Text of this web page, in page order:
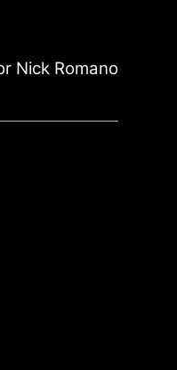
Nick Romano